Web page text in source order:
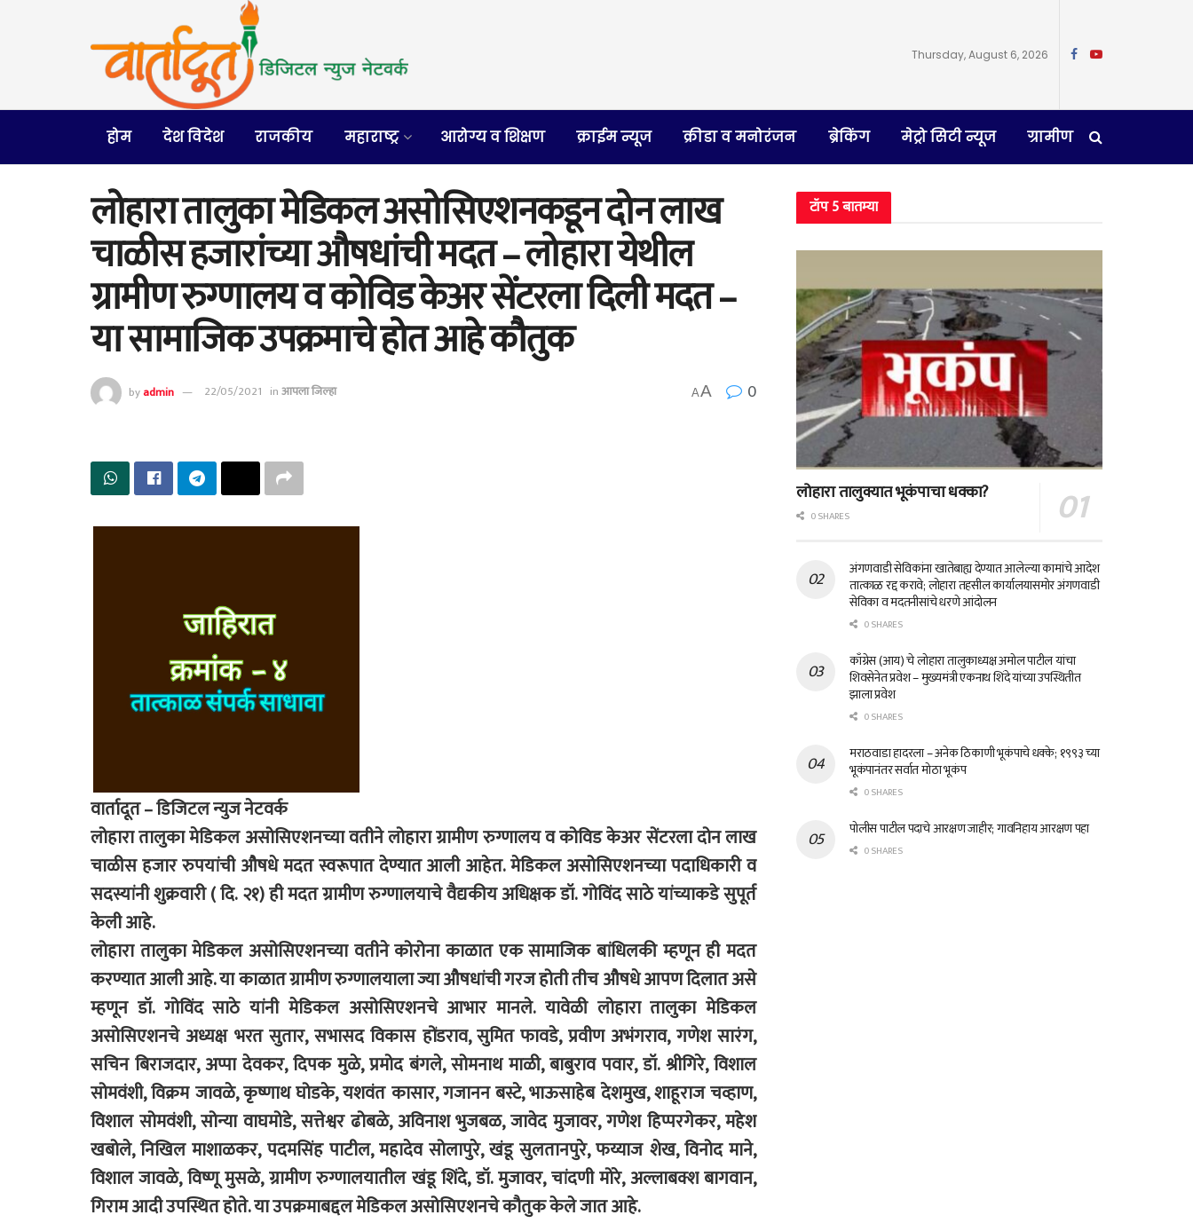
Thursday, August 6, 2026
होम देश विदेश राजकीय महाराष्ट्र आरोग्य व शिक्षण क्राईम न्यूज क्रीडा व मनोरंजन ब्रेकिंग मेट्रो सिटी न्यूज ग्रामीण
लोहारा तालुका मेडिकल असोसिएशनकडून दोन लाख
चाळीस हजारांच्या औषधांची मदत – लोहारा येथील
ग्रामीण रुग्णालय व कोविड केअर सेंटरला दिली मदत –
या सामाजिक उपक्रमाचे होत आहे कौतुक
byadmin 22/05/2021 inआपला जिल्हा AA 0
वार्तादूत – डिजिटल न्युज नेटवर्क
लोहारा तालुका मेडिकल असोसिएशनच्या वतीने लोहारा ग्रामीण रुग्णालय व कोविड केअर सेंटरला दोन लाख
चाळीस हजार रुपयांची औषधे मदत स्वरूपात देण्यात आली आहेत. मेडिकल असोसिएशनच्या पदाधिकारी व
सदस्यांनी शुक्रवारी ( दि. २१) ही मदत ग्रामीण रुग्णालयाचे वैद्यकीय अधिक्षक डॉ. गोविंद साठे यांच्याकडे सुपूर्त
केली आहे.
लोहारा तालुका मेडिकल असोसिएशनच्या वतीने कोरोना काळात एक सामाजिक बांधिलकी म्हणून ही मदत
करण्यात आली आहे. या काळात ग्रामीण रुग्णालयाला ज्या औषधांची गरज होती तीच औषधे आपण दिलात असे
म्हणून डॉ. गोविंद साठे यांनी मेडिकल असोसिएशनचे आभार मानले. यावेळी लोहारा तालुका मेडिकल
असोसिएशनचे अध्यक्ष भरत सुतार, सभासद विकास होंडराव, सुमित फावडे, प्रवीण अभंगराव, गणेश सारंग,
सचिन बिराजदार, अप्पा देवकर, दिपक मुळे, प्रमोद बंगले, सोमनाथ माळी, बाबुराव पवार, डॉ. श्रीगिरे, विशाल
सोमवंशी, विक्रम जावळे, कृष्णाथ घोडके, यशवंत कासार, गजानन बस्टे, भाऊसाहेब देशमुख, शाहूराज चव्हाण,
विशाल सोमवंशी, सोन्या वाघमोडे, सत्तेश्वर ढोबळे, अविनाश भुजबळ, जावेद मुजावर, गणेश हिप्परगेकर, महेश
खबोले, निखिल माशाळकर, पदमसिंह पाटील, महादेव सोलापुरे, खंडू सुलतानपुरे, फय्याज शेख, विनोद माने,
विशाल जावळे, विष्णू मुसळे, ग्रामीण रुग्णालयातील खंडू शिंदे, डॉ. मुजावर, चांदणी मोरे, अल्लाबक्श बागवान,
गिराम आदी उपस्थित होते. या उपक्रमाबद्दल मेडिकल असोसिएशनचे कौतुक केले जात आहे.
टॉप 5 बातम्या
लोहारा तालुक्यात भूकंपाचा धक्का?
0 SHARES
अंगणवाडी सेविकांना खातेबाह्य देण्यात आलेल्या कामांचे आदेश
तात्काळ रद्द करावे; लोहारा तहसील कार्यालयासमोर अंगणवाडी
सेविका व मदतनीसांचे धरणे आंदोलन
0 SHARES
काँग्रेस (आय) चे लोहारा तालुकाध्यक्ष अमोल पाटील यांचा
शिवसेनेत प्रवेश – मुख्यमंत्री एकनाथ शिंदे यांच्या उपस्थितीत
झाला प्रवेश
0 SHARES
मराठवाडा हादरला – अनेक ठिकाणी भूकंपाचे धक्के; १९९३ च्या
भूकंपानंतर सर्वात मोठा भूकंप
0 SHARES
पोलीस पाटील पदाचे आरक्षण जाहीर; गावनिहाय आरक्षण पहा
0 SHARES